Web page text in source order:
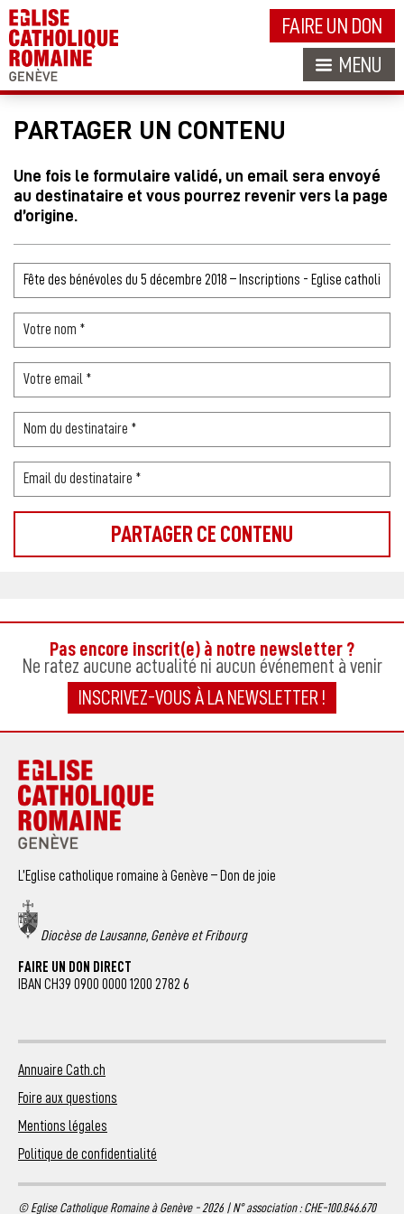
FAIRE UN DON
MENU
PARTAGER UN CONTENU
Une fois le formulaire validé, un email sera envoyé
au destinataire et vous pourrez revenir vers la page
d’origine.
Pas encore inscrit(e) à notre newsletter ?
Ne ratez aucune actualité ni aucun événement à venir
INSCRIVEZ-VOUS À LA NEWSLETTER !
L’Eglise catholique romaine à Genève – Don de joie
Diocèse de Lausanne, Genève et Fribourg
FAIRE UN DON DIRECT
IBAN CH39 0900 0000 1200 2782 6
Annuaire Cath.ch
Foire aux questions
Mentions légales
Politique de confidentialité
© Eglise Catholique Romaine à Genève - 2026 | N° association : CHE-100.846.670